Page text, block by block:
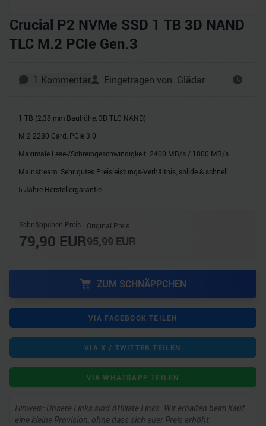
Crucial P2 NVMe SSD 1 TB 3D NAND
TLC M.2 PCIe Gen.3
1 Kommentar Eingetragen von: Glädar
1 TB (2,38 mm Bauhöhe, 3D TLC NAND)
M.2 2280 Card, PCIe 3.0
Maximale Lese-/Schreibgeschwindigkeit: 2400 MB/s / 1800 MB/s
Mainstream: Sehr gutes Preisleistungs-Verhältnis, solide & schnell
5 Jahre Herstellergarantie
Schnäppchen Preis
79,90 EUR
Original Preis
95,99EUR
ZUM SCHNÄPPCHEN
VIA FACEBOOK TEILEN
VIA X / TWITTER TEILEN
VIA WHATSAPP TEILEN
Hinweis: Unsere Links sind Affiliate Links. Wir erhalten beim Kauf
eine kleine Provision, ohne dass sich euer Preis erhöht.